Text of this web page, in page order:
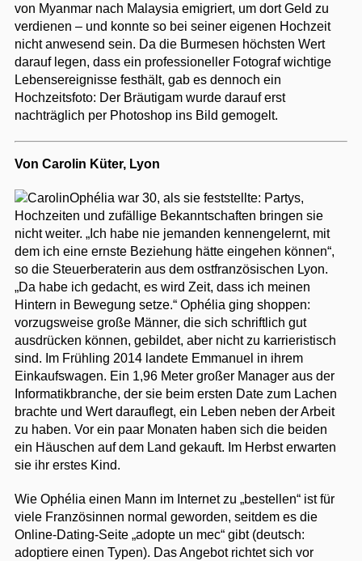
von Myanmar nach Malaysia emigriert, um dort Geld zu
verdienen – und konnte so bei seiner eigenen Hochzeit
nicht anwesend sein. Da die Burmesen höchsten Wert
darauf legen, dass ein professioneller Fotograf wichtige
Lebensereignisse festhält, gab es dennoch ein
Hochzeitsfoto: Der Bräutigam wurde darauf erst
nachträglich per Photoshop ins Bild gemogelt.
Von Carolin Küter, Lyon
Ophélia war 30, als sie feststellte: Partys,
Hochzeiten und zufällige Bekanntschaften bringen sie
nicht weiter. „Ich habe nie jemanden kennengelernt, mit
dem ich eine ernste Beziehung hätte eingehen können“,
so die Steuerberaterin aus dem ostfranzösischen Lyon.
„Da habe ich gedacht, es wird Zeit, dass ich meinen
Hintern in Bewegung setze.“ Ophélia ging shoppen:
vorzugsweise große Männer, die sich schriftlich gut
ausdrücken können, gebildet, aber nicht zu karrieristisch
sind. Im Frühling 2014 landete Emmanuel in ihrem
Einkaufswagen. Ein 1,96 Meter großer Manager aus der
Informatikbranche, der sie beim ersten Date zum Lachen
brachte und Wert darauflegt, ein Leben neben der Arbeit
zu haben. Vor ein paar Monaten haben sich die beiden
ein Häuschen auf dem Land gekauft. Im Herbst erwarten
sie ihr erstes Kind.
Wie Ophélia einen Mann im Internet zu „bestellen“ ist für
viele Französinnen normal geworden, seitdem es die
Online-Dating-Seite „adopte un mec“ gibt (deutsch:
adoptiere einen Typen). Das Angebot richtet sich vor